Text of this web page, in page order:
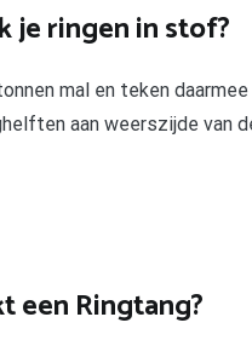
je ringen in stof?
mal en teken
aan weerszijde van
een Ringtang?